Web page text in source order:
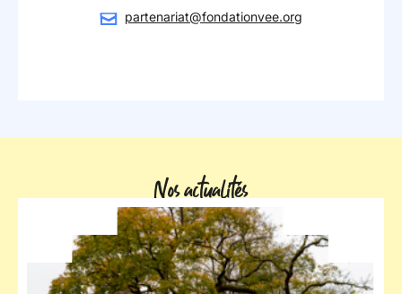
partenariat@fondationvee.org
Nos actualités